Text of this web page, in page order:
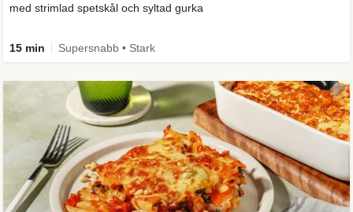
med strimlad spetskål och syltad gurka
15 min Supersnabb • Stark